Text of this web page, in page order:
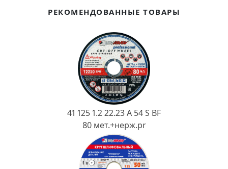
Огнеупорная SiC смесь
РЕКОМЕНДОВАННЫЕ ТОВАРЫ
41 125 1.2 22.23 A 54 S BF
80 мет.+нерж.pr